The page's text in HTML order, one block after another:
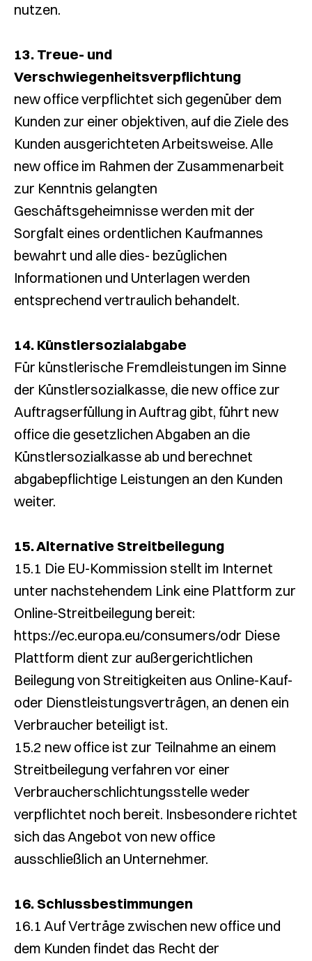
nutzen.
13. Treue- und
Verschwiegenheitsverpflichtung
new office verpflichtet sich gegenüber dem
Kunden zur einer objektiven, auf die Ziele des
Kunden ausgerichteten Arbeitsweise. Alle
new office im Rahmen der Zusammenarbeit
zur Kenntnis gelangten
Geschäftsgeheimnisse werden mit der
Sorgfalt eines ordentlichen Kaufmannes
bewahrt und alle dies- bezüglichen
Informationen und Unterlagen werden
entsprechend vertraulich behandelt.
14. Künstlersozialabgabe
Für künstlerische Fremdleistungen im Sinne
der Künstlersozialkasse, die new office zur
Auftragserfüllung in Auftrag gibt, führt new
office die gesetzlichen Abgaben an die
Künstlersozialkasse ab und berechnet
abgabepflichtige Leistungen an den Kunden
weiter.
15. Alternative Streitbeilegung
15.1 Die EU-Kommission stellt im Internet
unter nachstehendem Link eine Plattform zur
Online-Streitbeilegung bereit:
https://ec.europa.eu/consumers/odr Diese
Plattform dient zur außergerichtlichen
Beilegung von Streitigkeiten aus Online-Kauf-
oder Dienstleistungsverträgen, an denen ein
Verbraucher beteiligt ist.
15.2 new office ist zur Teilnahme an einem
Streitbeilegung verfahren vor einer
Verbraucherschlichtungsstelle weder
verpflichtet noch bereit. Insbesondere richtet
sich das Angebot von new office
ausschließlich an Unternehmer.
16. Schlussbestimmungen
16.1 Auf Verträge zwischen new office und
dem Kunden findet das Recht der